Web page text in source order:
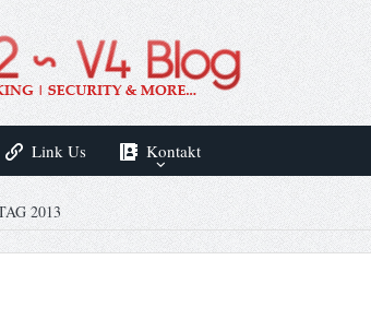
Link Us Kontakt
2013